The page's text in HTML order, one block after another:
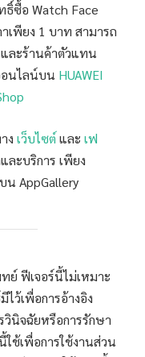
ธิ์ซื้อ Watch Face
เพียง 1 บาท สามารถ
และร้านค้าตัวแทน
อนไลน์บน HUAWEI
ง เว็บไซต์และ เฟ
ละบริการ เพียง
น AppGallery
ฟีเจอร์นี้ไม่เหมาะ
ว้เพื่อการอ้างอิง
นิจฉัยหรือการรักษา
ช้เพื่อการใช้งานส่วน